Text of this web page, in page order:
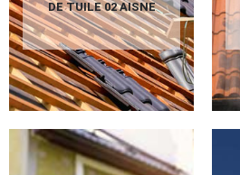
DE TUILE 02 AISNE